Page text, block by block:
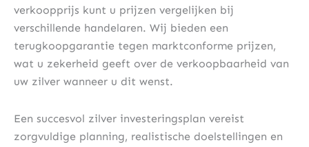
verkoopprijs kunt u prijzen vergelijken bij
verschillende handelaren. Wij bieden een
terugkoopgarantie tegen marktconforme prijzen,
wat u zekerheid geeft over de verkoopbaarheid van
uw zilver wanneer u dit wenst.
Een succesvol zilver investeringsplan vereist
zorgvuldige planning, realistische doelstellingen en